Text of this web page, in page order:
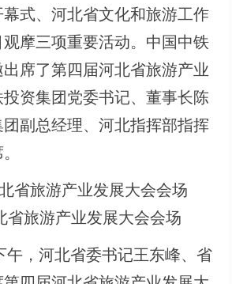
式、河北省文化和旅游工作
摩三项重要活动。中国中铁
席了第四届河北省旅游产业
资集团党委书记、董事长陈
副总经理、河北指挥部指挥
省旅游产业发展大会会场
，河北省委书记王东峰、省